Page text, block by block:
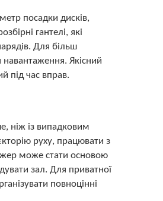
посадки дисків,
гантелі, які
Для більш
Якісний
під час вправ.
ніж із випадковим
руху, працювати з
може стати основою
зал. Для приватної
повноцінні